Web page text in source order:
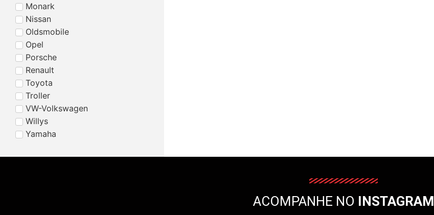
Monark
Nissan
Oldsmobile
Opel
Porsche
Renault
Toyota
Troller
VW-Volkswagen
Willys
Yamaha
ACOMPANHE NO INSTAGRAM